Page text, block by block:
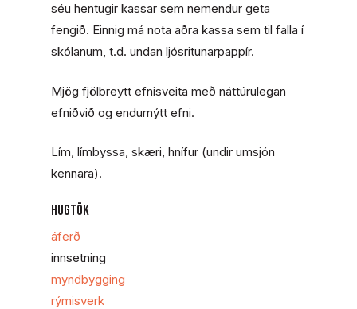
séu hentugir kassar sem nemendur geta
fengið. Einnig má nota aðra kassa sem til falla í
skólanum, t.d. undan ljósritunarpappír.
Mjög fjölbreytt efnisveita með náttúrulegan
efniðvið og endurnýtt efni.
Lím, límbyssa, skæri, hnífur (undir umsjón
kennara).
HUGTÖK
áferð
innsetning
myndbygging
rýmisverk